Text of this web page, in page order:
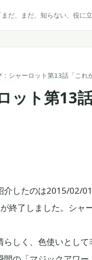
だ、まだ、知らない、役に
：シャーロット第13話「これ
ット第13
介したのは2015/02/
終了しました。シャ
しく、色使いとし